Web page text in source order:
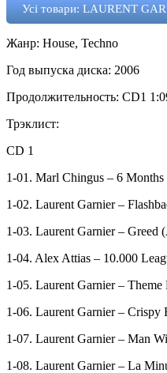
Усі товари: LAURENT
Жанр: House, Techno
Год выпуска диска: 2006
Продолжительность: CD1
Трэклист:
CD 1
1-01. Marl Chingus – 6
1-02. Laurent Garnier –
1-03. Laurent Garnier –
1-04. Alex Attias – 10.000
1-05. Laurent Garnier –
1-06. Laurent Garnier – Crispy
1-07. Laurent Garnier – Man
1-08. Laurent Garnier – La